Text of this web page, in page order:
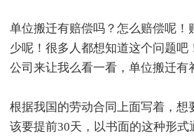
单位搬迁有赔偿吗？怎么赔偿呢！
少呢！很多人都想知道这个问题吧
公司来让我么看一看，单位搬迁有
根据我国的劳动合同上面写着，想
该要提前30天，以书面的这种形式